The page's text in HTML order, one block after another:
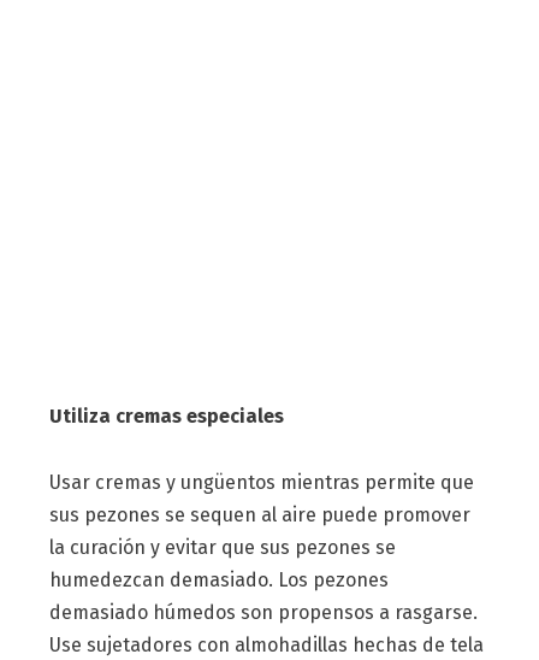
Utiliza cremas especiales
Usar cremas y ungüentos mientras permite que
sus pezones se sequen al aire puede promover
la curación y evitar que sus pezones se
humedezcan demasiado. Los pezones
demasiado húmedos son propensos a rasgarse.
Use sujetadores con almohadillas hechas de tela